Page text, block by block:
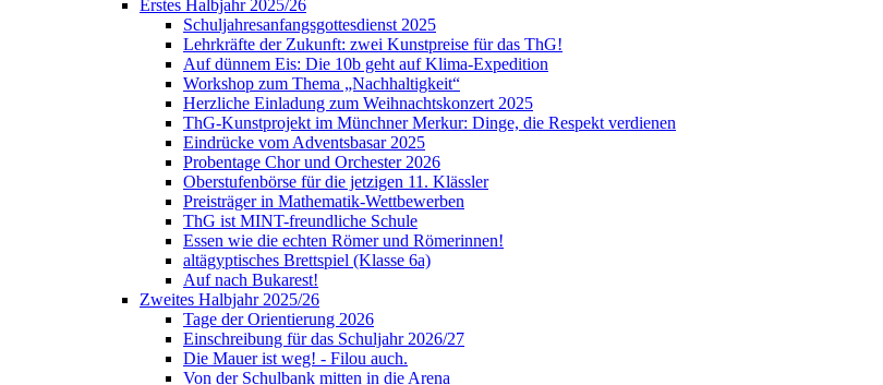
Erstes Halbjahr 2025/26
Schuljahresanfangsgottesdienst 2025
Lehrkräfte der Zukunft: zwei Kunstpreise für das ThG!
Auf dünnem Eis: Die 10b geht auf Klima-Expedition
Workshop zum Thema „Nachhaltigkeit“
Herzliche Einladung zum Weihnachtskonzert 2025
ThG-Kunstprojekt im Münchner Merkur: Dinge, die Respekt verdienen
Eindrücke vom Adventsbasar 2025
Probentage Chor und Orchester 2026
Oberstufenbörse für die jetzigen 11. Klässler
Preisträger in Mathematik-Wettbewerben
ThG ist MINT-freundliche Schule
Essen wie die echten Römer und Römerinnen!
altägyptisches Brettspiel (Klasse 6a)
Auf nach Bukarest!
Zweites Halbjahr 2025/26
Tage der Orientierung 2026
Einschreibung für das Schuljahr 2026/27
Die Mauer ist weg! - Filou auch.
Von der Schulbank mitten in die Arena